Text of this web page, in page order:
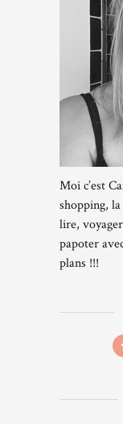
Moi c’est
shopping,
lire,
papoter
plans !!!